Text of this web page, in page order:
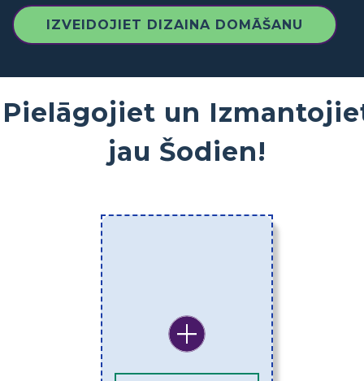
IZVEIDOJIET DIZAINA DOMĀŠANU
Pielāgojiet un
jau Šodien!